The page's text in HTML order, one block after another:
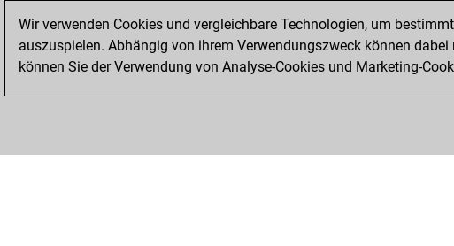
You
You
Wir verwenden Cookies und vergleichbare Technologien, um
auszuspielen. Abhängig von ihrem Verwendungszweck können
können Sie der Verwendung von Analyse-Cookies und Marketing-